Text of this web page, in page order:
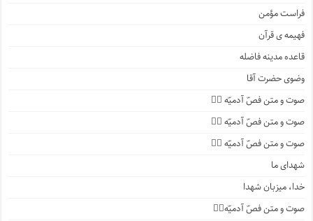
فراست مؤمن
فهیمه ی قرآن
قاعده مدینه فاضله
وضوی حضرت آقا
صوت و متن فصّ آدمیّه ۴️⃣
صوت و متن فصّ آدمیّه ۳️⃣
صوت و متن فصّ آدمیّه ۲️⃣
شهدای ما
خدا، میزبان شهدا
صوت و متن فصّ آدمیّه۱️⃣